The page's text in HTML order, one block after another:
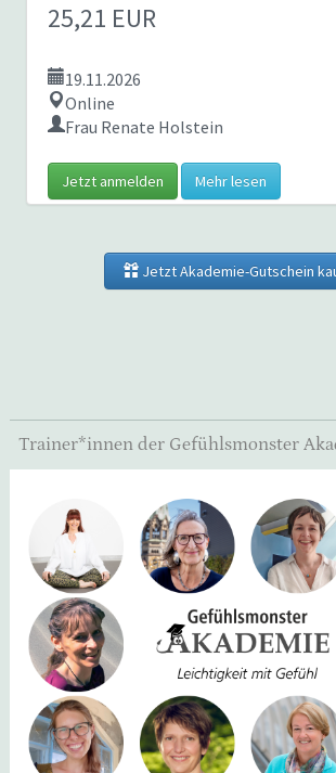
25,21 EUR
19.11.2026
Online
Frau Renate Holstein
Jetzt anmelden Mehr lesen
Jetzt Akademie-Gutschein
Trainer*innen der Gefühlsmonster